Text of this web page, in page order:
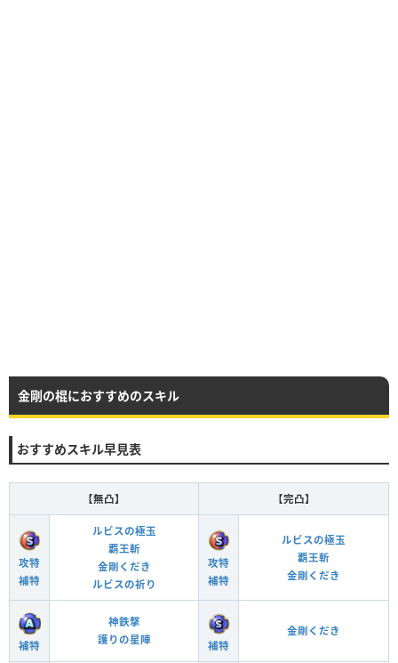
金剛の棍におすすめのスキル
おすすめスキル早見表
【無凸】 【完凸】
攻特
補特
ルビスの極玉
覇王斬
金剛くだき
ルビスの祈り
攻特
補特
ルビスの極玉
覇王斬
金剛くだき
補特
神鉄撃
護りの星陣
補特
金剛くだき